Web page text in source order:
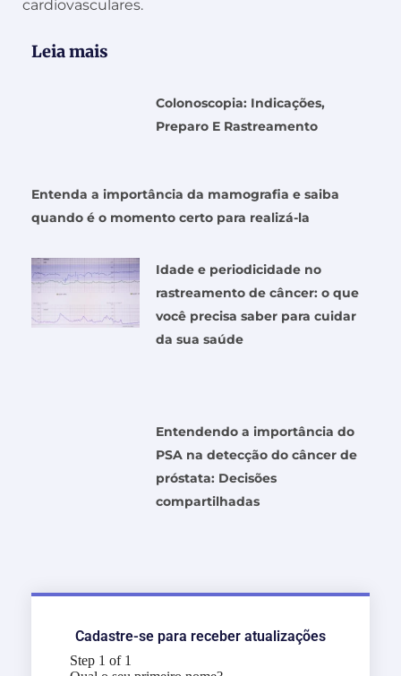
cardiovasculares.
Leia mais
Colonoscopia: Indicações,
Preparo E Rastreamento
Entenda a importância da mamografia e saiba
quando é o momento certo para realizá-la
Idade e periodicidade no
rastreamento de câncer: o que
você precisa saber para cuidar
da sua saúde
Entendendo a importância do
PSA na detecção do câncer de
próstata: Decisões
compartilhadas
Cadastre-se para receber atualizações